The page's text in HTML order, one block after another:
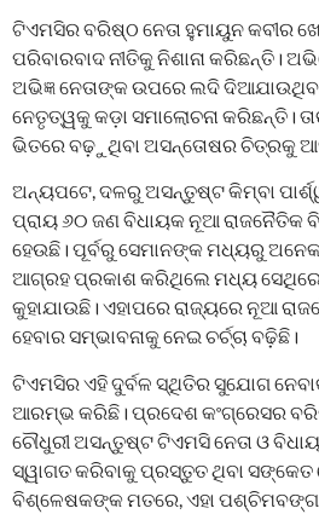
ଟିଏମସିର ବରିଷ୍ଠ ନେତା ହୁମାୟୁନ କବୀର
ପରିବାରବାଦ ନୀତିକୁ ନିଶାନା କରିଛନ୍ତି।
ଅଭିଜ୍ଞ ନେତାଙ୍କ ଉପରେ ଲଦି
ନେତୃତ୍ୱକୁ କଡ଼ା ସମାଲୋଚନା କରିଛନ୍ତି।
ଭିତରେ ବଢ଼ୁଥିବା ଅସନ୍ତୋଷର ଚିତ୍ରକୁ
ଅନ୍ୟପଟେ, ଦଳରୁ ଅସନ୍ତୁଷ୍ଟ କିମ୍ବା
ପ୍ରାୟ ୬୦ ଜଣ ବିଧାୟକ ନୂଆ ରାଜନୈତିକ
ହେଉଛି। ପୂର୍ବରୁ ସେମାନଙ୍କ ମଧ୍ୟରୁ
ଆଗ୍ରହ ପ୍ରକାଶ କରିଥିଲେ ମଧ୍ୟ
କୁହାଯାଉଛି। ଏହାପରେ ରାଜ୍ୟରେ ନୂଆ
ହେବାର ସମ୍ଭାବନାକୁ ନେଇ ଚର୍ଚ୍ଚା ବଢ଼ିଛି।
ଟିଏମସିର ଏହି ଦୁର୍ବଳ ସ୍ଥିତିର ସୁଯୋଗ
ଆରମ୍ଭ କରିଛି। ପ୍ରଦେଶ କଂଗ୍ରେସର
ଚୌଧୁରୀ ଅସନ୍ତୁଷ୍ଟ ଟିଏମସି ନେତା ଓ
ସ୍ୱାଗତ କରିବାକୁ ପ୍ରସ୍ତୁତ ଥିବା ସଙ୍କେତ
ବିଶ୍ଳେଷକଙ୍କ ମତରେ, ଏହା